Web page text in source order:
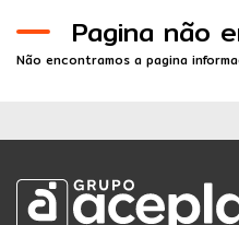
Pagina não
Não encontramos a pagina